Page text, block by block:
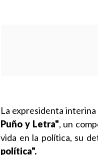
La expresidenta interina
Puño y Letra", un
vida en la política, su
política".